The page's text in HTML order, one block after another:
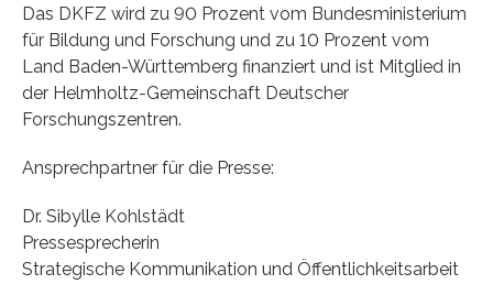
Das DKFZ wird zu 90 Prozent vom Bundesministerium
für Bildung und Forschung und zu 10 Prozent vom
Land Baden-Württemberg finanziert und ist Mitglied in
der Helmholtz-Gemeinschaft Deutscher
Forschungszentren.
Ansprechpartner für die Presse:
Dr. Sibylle Kohlstädt
Pressesprecherin
Strategische Kommunikation und Öffentlichkeitsarbeit